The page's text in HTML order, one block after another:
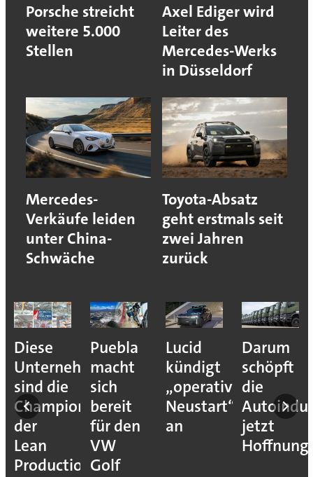
Porsche streicht
weitere 5.000
Stellen
Axel Ediger wird
Leiter des
Mercedes-Werks
in Düsseldorf
Mercedes-
Verkäufe leiden
unter China-
Schwäche
Toyota-Absatz
geht erstmals seit
zwei Jahren
zurück
Diese
Unternehmen
sind die
Champions
der
Lean
Production
Puebla
macht
sich
bereit
für den
VW
Golf
Lucid
kündigt
„operativen
Neustart“
an
Darum
schöpft
die
jetzt
Hoffnung